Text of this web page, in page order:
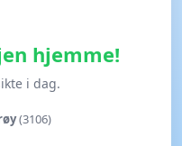
hjemme!
i dag.
(3106)